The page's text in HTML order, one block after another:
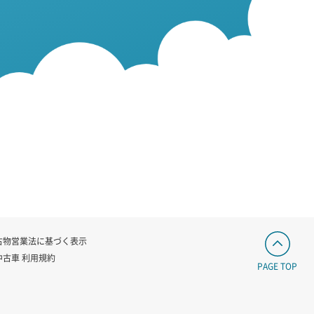
物営業法に基づく表示
古車 利用規約
PAGE TOP